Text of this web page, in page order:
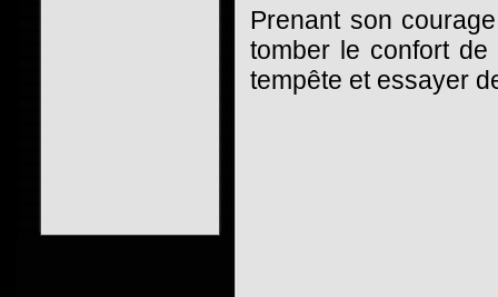
Prenant son
tomber le confort
tempête et essayer